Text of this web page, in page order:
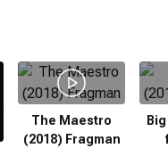
The Maestro
(2018) Fragman